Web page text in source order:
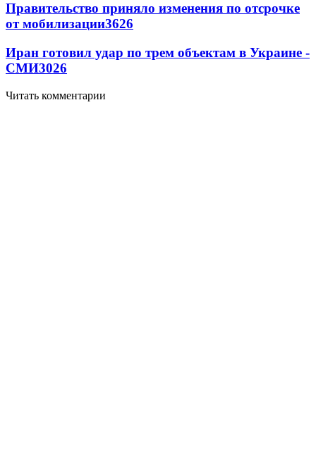
Правительство приняло изменения по отсрочке
от мобилизации3626
Иран готовил удар по трем объектам в Украине -
СМИ3026
Читать комментарии